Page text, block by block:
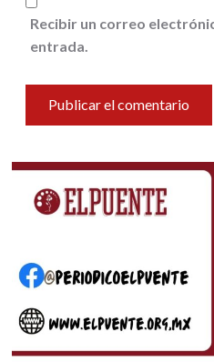
Recibir un correo
entrada.